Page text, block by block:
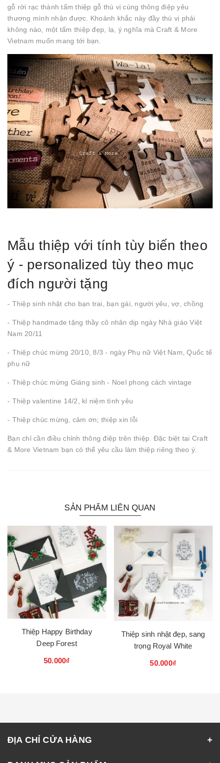
gỗ rời rạc thành tấm thiệp gỗ thú vị cùng thông điệp yêu
thương mình nhận được. Khoảnh khắc này đầy thú vị phải
không nào, một tấm thiệp đẹp, lạ, ý nghĩa mà Craft & More
Vietnam muốn mang tới bạn.
Mẫu thiệp với tính tùy biến theo
ý - personalized tùy theo mục
đích người tặng
- Thiệp sinh nhật cho bạn trai, bạn gái, người yêu, vợ, chồng
- Thiệp handmade tặng thầy cô nhân dịp ngày Nhà giáo Việt
Nam 20/11
- Thiệp chúc mừng 20/10, 8/3 - ngày Phụ nữ Việt Nam, Quốc tế
phụ nữ
- Thiệp chúc mừng Giáng sinh - Noel phong cách vintage
- Thiệp valentine 14/2, kỉ niệm tình yêu
- Thiệp chúc mừng, cảm ơn; thiệp xin lỗi
Bạn chỉ cần điều chỉnh thông điệp trên thiệp. Đặc biệt tại Craft
& More Vietnam bạn có thể yêu cầu làm thiệp riêng theo ý.
SẢN PHẨM LIÊN QUAN
Thiệp Happy Birthday
Deep Forest
50.000₫
Thiệp sinh nhật đẹp, sang
trọng Royal White
50.000₫
ĐỊA CHỈ CỬA HÀNG